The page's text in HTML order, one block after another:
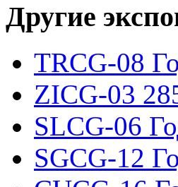
Другие
TRCG-08
ZICG-03
SLCG-06
SGCG-12